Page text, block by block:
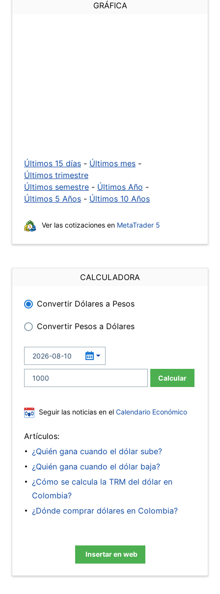
GRÁFICA
Últimos 15 días - Últimos mes -
Últimos trimestre
Últimos semestre - Últimos Año -
Últimos 5 Años - Últimos 10 Años
Ver las cotizaciones en MetaTrader 5
CALCULADORA
Convertir Dólares a Pesos
Convertir Pesos a Dólares
Calcular
Seguir las noticias en el Calendario Económico
Artículos:
¿Quién gana cuando el dólar sube?
¿Quién gana cuando el dólar baja?
¿Cómo se calcula la TRM del dólar en
Colombia?
¿Dónde comprar dólares en Colombia?
Insertar en web